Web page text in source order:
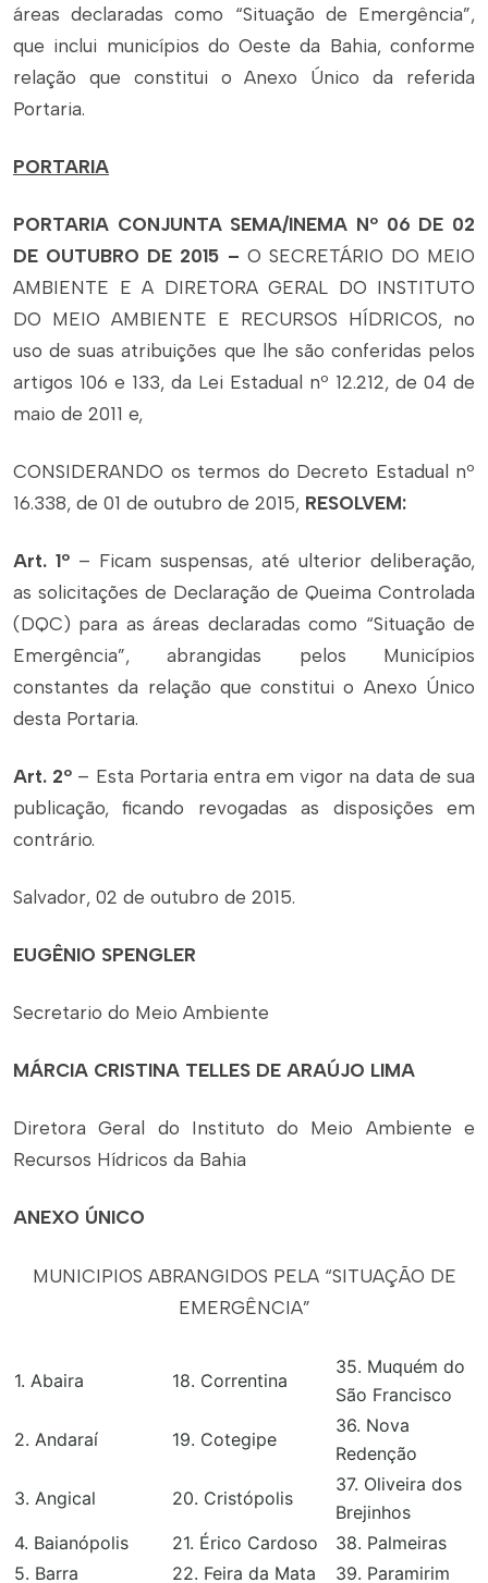
áreas declaradas como “Situação de Emergência”,
que inclui municípios do Oeste da Bahia, conforme
relação que constitui o Anexo Único da referida
Portaria.
PORTARIA
PORTARIA CONJUNTA SEMA/INEMA Nº 06 DE 02
DE OUTUBRO DE 2015 – O SECRETÁRIO DO MEIO
AMBIENTE E A DIRETORA GERAL DO INSTITUTO
DO MEIO AMBIENTE E RECURSOS HÍDRICOS, no
uso de suas atribuições que lhe são conferidas pelos
artigos 106 e 133, da Lei Estadual nº 12.212, de 04 de
maio de 2011 e,
CONSIDERANDO os termos do Decreto Estadual nº
16.338, de 01 de outubro de 2015, RESOLVEM:
Art. 1º – Ficam suspensas, até ulterior deliberação,
as solicitações de Declaração de Queima Controlada
(DQC) para as áreas declaradas como “Situação de
Emergência”, abrangidas pelos Municípios
constantes da relação que constitui o Anexo Único
desta Portaria.
Art. 2º – Esta Portaria entra em vigor na data de sua
publicação, ficando revogadas as disposições em
contrário.
Salvador, 02 de outubro de 2015.
EUGÊNIO SPENGLER
Secretario do Meio Ambiente
MÁRCIA CRISTINA TELLES DE ARAÚJO LIMA
Diretora Geral do Instituto do Meio Ambiente e
Recursos Hídricos da Bahia
ANEXO ÚNICO
MUNICIPIOS ABRANGIDOS PELA “SITUAÇÃO DE
EMERGÊNCIA”
1. Abaira 18. Correntina
35. Muquém do
São Francisco
2. Andaraí 19. Cotegipe
36. Nova
Redenção
3. Angical 20. Cristópolis
37. Oliveira dos
Brejinhos
4. Baianópolis
21. Érico Cardoso
38. Palmeiras
5. Barra
22. Feira da Mata 39. Paramirim